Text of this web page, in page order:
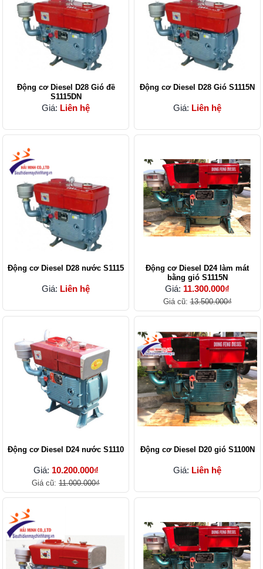
Động cơ Diesel D28 Gió đề
S1115DN
Giá: Liên hệ
Động cơ Diesel D28 Gió S1115N
Giá: Liên hệ
Động cơ Diesel D28 nước S1115
Giá: Liên hệ
Động cơ Diesel D24 làm mát
bằng gió S1115N
Giá: 11.300.000₫
Giá cũ:13.500.000₫
Động cơ Diesel D24 nước S1110
Giá: 10.200.000₫
Giá cũ: 11.000.000₫
Động cơ Diesel D20 gió S1100N
Giá: Liên hệ